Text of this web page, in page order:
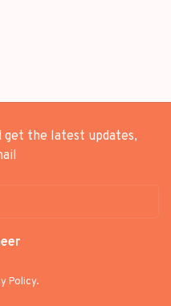
the latest updates,
Policy.